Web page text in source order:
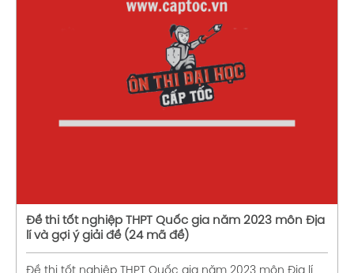
Xem chi tiết
Đề thi tốt nghiệp THPT Quốc gia năm 2023 môn Địa
lí và gợi ý giải đề (24 mã đề)